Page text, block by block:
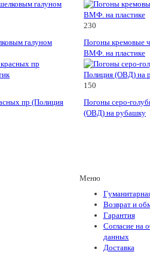
галуном
230
Погоны кремовые
ВМФ. на пластике
пр (Полиция
150
Погоны серо-
(ОВД) на рубашку
Меню
Возврат и
Гарантия
Согласие на
данных
Доставка